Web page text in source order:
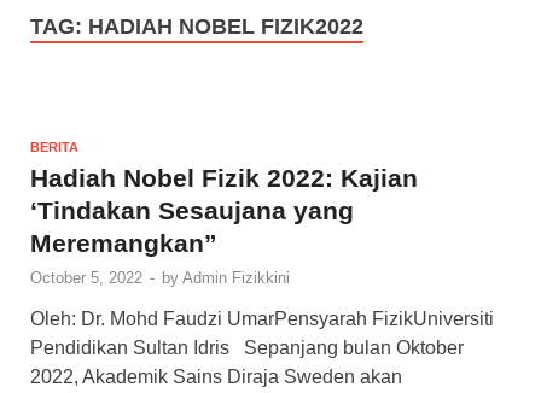
TAG: HADIAH NOBEL FIZIK2022
BERITA
Hadiah Nobel Fizik 2022: Kajian
‘Tindakan Sesaujana yang
Meremangkan”
October 5, 2022 - by Admin Fizikkini
Oleh: Dr. Mohd Faudzi UmarPensyarah FizikUniversiti
Pendidikan Sultan Idris Sepanjang bulan Oktober
2022, Akademik Sains Diraja Sweden akan